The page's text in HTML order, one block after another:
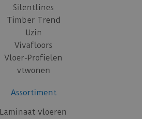
Silentlines
Timber Trend
Uzin
Vivafloors
Vloer-Profielen
vtwonen
Assortiment
Laminaat vloeren